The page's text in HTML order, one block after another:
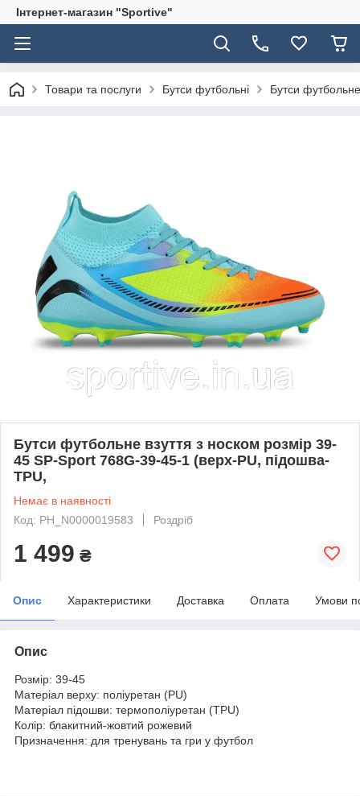
Інтернет-магазин "Sportive"
Товари та послуги Бутси футбольні Бутси
Бутси футбольне взуття з носком розмір 39-
45 SP-Sport 768G-39-45-1 (верх-PU, підошва-
TPU,
Немає в наявності
Код: PH_N0000019583
Роздріб
1 499 ₴
Опис Характеристики Доставка Оплата Умови
Опис
Розмір: 39-45
Матеріал верху: поліуретан (PU)
Матеріал підошви: термополіуретан (TPU)
Колір: блакитний-жовтий рожевий
Призначення: для тренувань та гри у футбол